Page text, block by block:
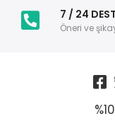
7 / 24
Öneri ve